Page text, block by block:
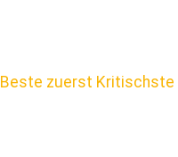
Beste zuerst Kritischste